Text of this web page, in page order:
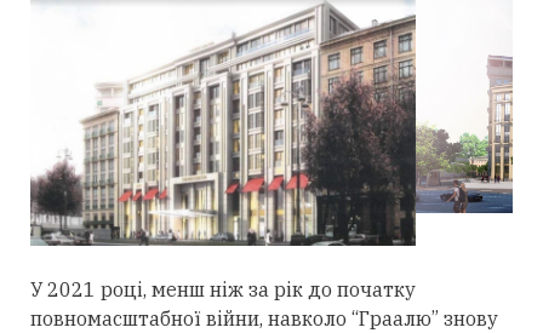
У 2021 році, менш ніж за рік до початку
повномасштабної війни, навколо “Граалю” знову